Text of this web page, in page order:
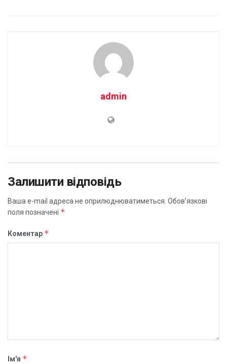
admin
Залишити відповідь
Ваша e-mail адреса не оприлюднюватиметься. Обов’язкові
поля позначені *
Коментар *
Ім'я *